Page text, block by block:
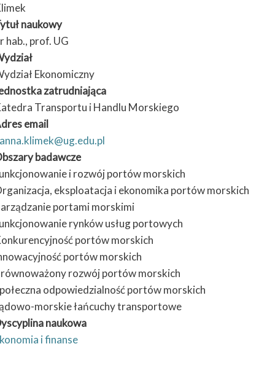
naukowy
hab., prof. UG
Ekonomiczny
zatrudniająca
Transportu i Handlu Morskiego
email
badawcze
i rozwój portów morskich
eksploatacja i ekonomika portów morskich
portami morskimi
rynków usług portowych
portów morskich
portów morskich
rozwój portów morskich
odpowiedzialność portów morskich
morskie łańcuchy transportowe
naukowa
i finanse